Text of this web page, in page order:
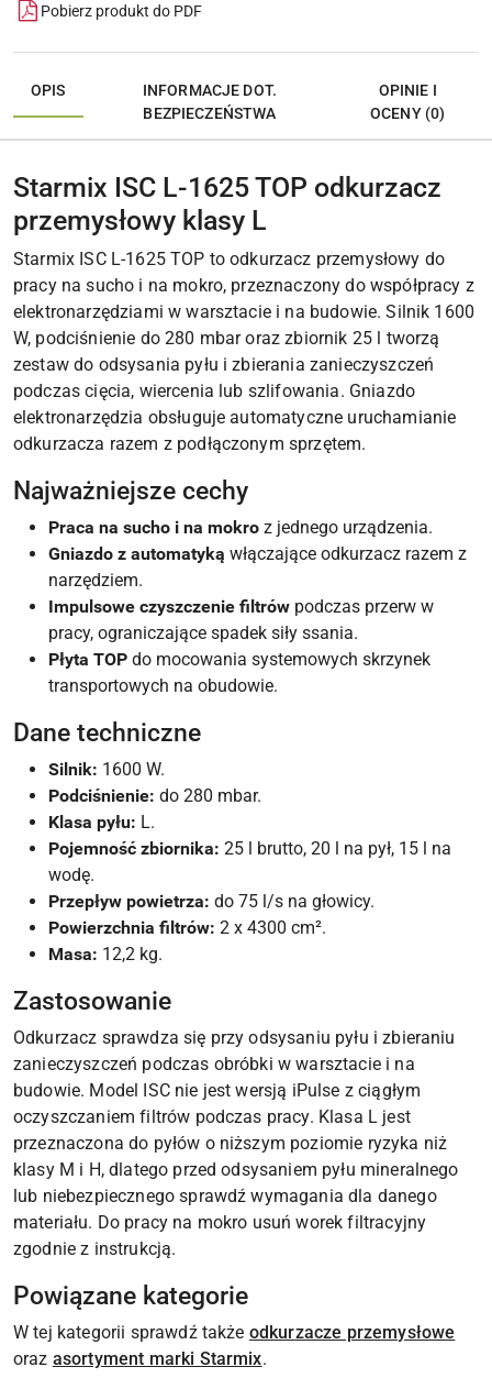
Pobierz produkt do PDF
OPIS
INFORMACJE DOT.
BEZPIECZEŃSTWA
OPINIE I
OCENY (0)
Starmix ISC L-1625 TOP odkurzacz
przemysłowy klasy L
Starmix ISC L-1625 TOP to odkurzacz przemysłowy do
pracy na sucho i na mokro, przeznaczony do współpracy z
elektronarzędziami w warsztacie i na budowie. Silnik 1600
W, podciśnienie do 280 mbar oraz zbiornik 25 l tworzą
zestaw do odsysania pyłu i zbierania zanieczyszczeń
podczas cięcia, wiercenia lub szlifowania. Gniazdo
elektronarzędzia obsługuje automatyczne uruchamianie
odkurzacza razem z podłączonym sprzętem.
Najważniejsze cechy
Praca na sucho i na mokro z jednego urządzenia.
Gniazdo z automatyką włączające odkurzacz razem z
narzędziem.
Impulsowe czyszczenie filtrów podczas przerw w
pracy, ograniczające spadek siły ssania.
Płyta TOP do mocowania systemowych skrzynek
transportowych na obudowie.
Dane techniczne
Silnik: 1600 W.
Podciśnienie: do 280 mbar.
Klasa pyłu: L.
Pojemność zbiornika: 25 l brutto, 20 l na pył, 15 l na
wodę.
Przepływ powietrza: do 75 l/s na głowicy.
Powierzchnia filtrów: 2 x 4300 cm².
Masa: 12,2 kg.
Zastosowanie
Odkurzacz sprawdza się przy odsysaniu pyłu i zbieraniu
zanieczyszczeń podczas obróbki w warsztacie i na
budowie. Model ISC nie jest wersją iPulse z ciągłym
oczyszczaniem filtrów podczas pracy. Klasa L jest
przeznaczona do pyłów o niższym poziomie ryzyka niż
klasy M i H, dlatego przed odsysaniem pyłu mineralnego
lub niebezpiecznego sprawdź wymagania dla danego
materiału. Do pracy na mokro usuń worek filtracyjny
zgodnie z instrukcją.
Powiązane kategorie
W tej kategorii sprawdź także odkurzacze przemysłowe
oraz asortyment marki Starmix.